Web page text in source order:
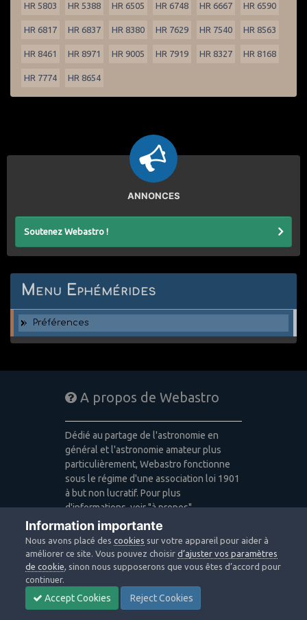
HR 5803 HR 5388 HR 6505 HR 6748 HR 6667 HR 6590
HR 6817 HR 6837 HR 8380 HR 7629 HR 7540 HR 8563
HR 8461 HR 8971 HR 9005 HR 7919 HR 8327 HR 8168
HR 7774 HR 8654
ANNONCES
Soutenez Webastro !
Menu Ephémérides
Préférences
A propos de Webastro
Dédié au partage de l'astronomie en
général et l'astronomie amateur plus
particulièrement, Webastro fonctionne
sous le régime d'une association loi 1901
à but non lucratif. Pour plus
d'informations, voir "à propos".
Publicité: pas de publicité
Icons made byFreepik,Alessio Atzeni,
Pixel Buddha,Icon Pondfrom
www.flaticon.comis licensed by CC 3.0
BY
Design images: Courtesy NASA/JPL-
Information importante
Nous avons placé descookies sur votre appareil pour aider à
améliorer ce site. Vous pouvez choisird’ajuster vos paramètres
de cookie, sinon nous supposerons que vous êtes d’accord pour
continuer.
Accept Cookies Reject Cookies